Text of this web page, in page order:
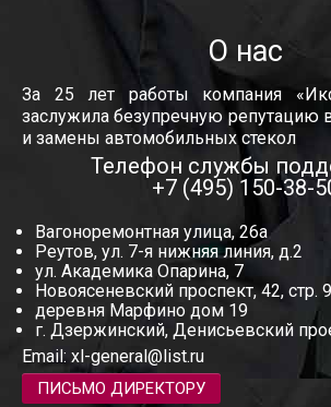
О нас
За 25 лет работы компания
заслужила безупречную репутацию
и замены автомобильных стекол
Телефон службы
+7 (495) 150-38-
Вагоноремонтная улица, 26а
Реутов, ул. 7-я нижняя линия, д.2
ул. Академика Опарина, 7
Новоясеневский проспект, 42, стр. 9
деревня Марфино дом 19
г. Дзержинский, Денисьевский
Email: xl-general@list.ru
ПИСЬМО ДИРЕКТОРУ